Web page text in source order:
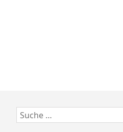
Zum
Footer
Suche
nach: